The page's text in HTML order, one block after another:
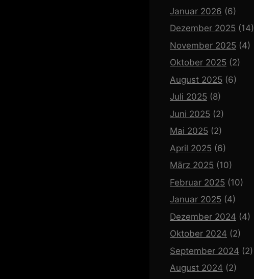
Januar 2026 (6)
Dezember 2025 (14)
November 2025 (4)
Oktober 2025 (2)
August 2025 (6)
Juli 2025 (8)
Juni 2025 (2)
Mai 2025 (2)
April 2025 (6)
März 2025 (10)
Februar 2025 (10)
Januar 2025 (4)
Dezember 2024 (4)
Oktober 2024 (2)
September 2024 (2)
August 2024 (2)